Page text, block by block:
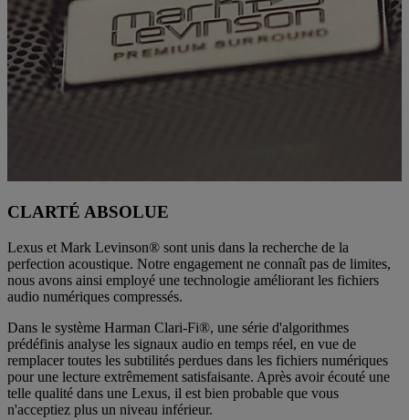
CLARTÉ ABSOLUE
Lexus et Mark Levinson® sont unis dans la recherche de la
perfection acoustique. Notre engagement ne connaît pas de limites,
nous avons ainsi employé une technologie améliorant les fichiers
audio numériques compressés.
Dans le système Harman Clari-Fi®, une série d'algorithmes
prédéfinis analyse les signaux audio en temps réel, en vue de
remplacer toutes les subtilités perdues dans les fichiers numériques
pour une lecture extrêmement satisfaisante. Après avoir écouté une
telle qualité dans une Lexus, il est bien probable que vous
n'acceptiez plus un niveau inférieur.